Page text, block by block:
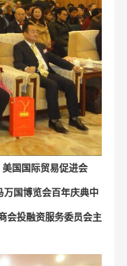
国国际贸易促进会
万国博览会百年庆典中
会投融资服务委员会主